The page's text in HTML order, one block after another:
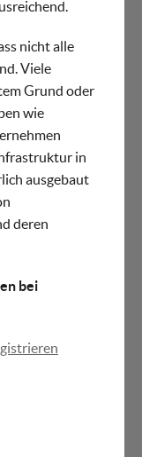
nicht alle
Viele
Grund oder
wie
in
ausgebaut
deren
bei